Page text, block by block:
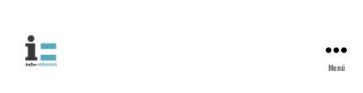
Menú